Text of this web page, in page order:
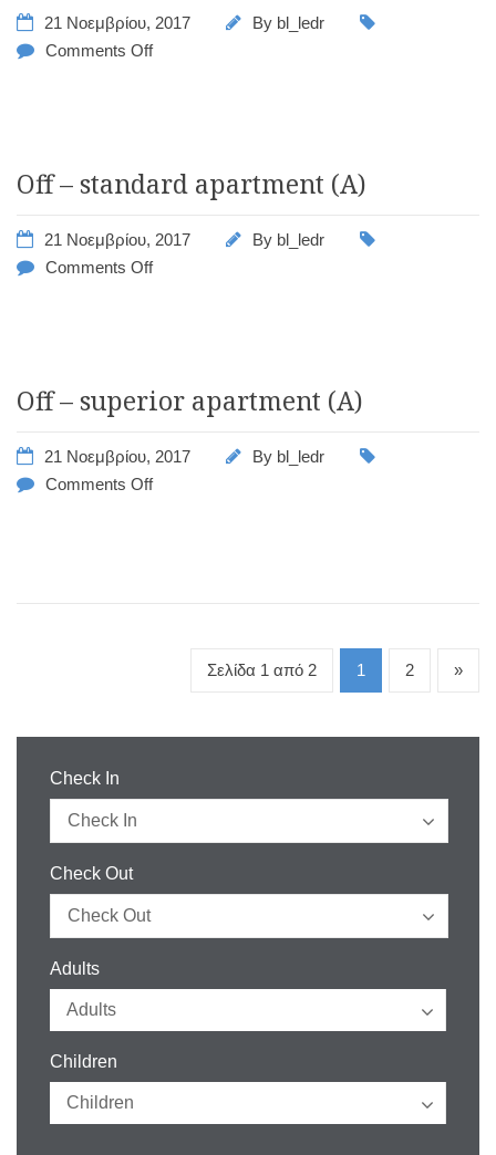
21 Νοεμβρίου, 2017 By bl_ledr
Comments Off
Off – standard apartment (A)
21 Νοεμβρίου, 2017 By bl_ledr
Comments Off
Off – superior apartment (A)
21 Νοεμβρίου, 2017 By bl_ledr
Comments Off
Σελίδα 1 από 2 1 2 »
Check In
Check Out
Adults
Children